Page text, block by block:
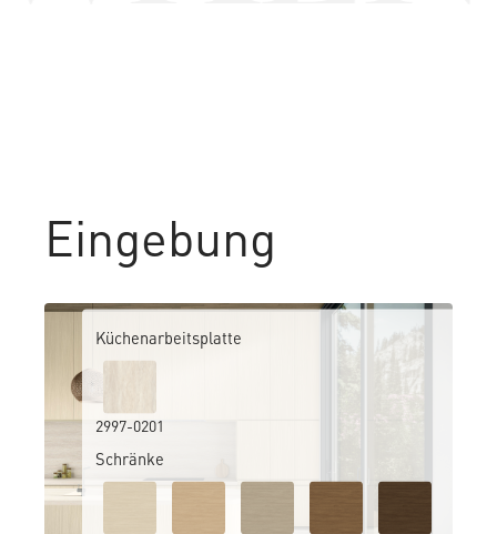
Eingebung
Küchenarbeitsplatte
2997-0201
Schränke